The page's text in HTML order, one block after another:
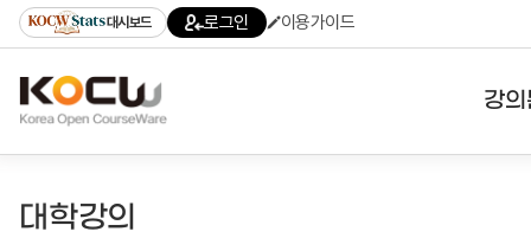
기
기
기
content)
가
대시보드 로그인 이용가이드
강
대학강의